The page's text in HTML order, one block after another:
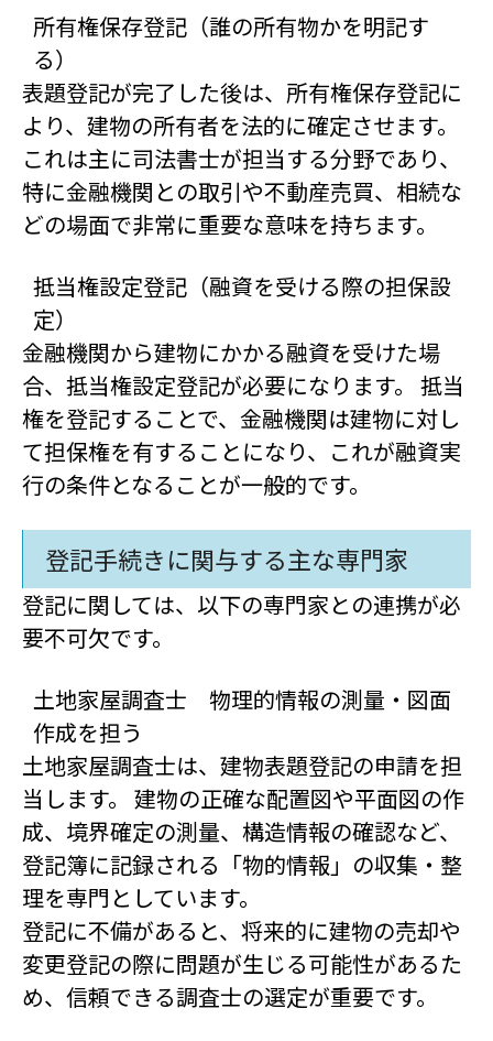
所有権保存登記（誰の所有物かを明記す
る）
表題登記が完了した後は、所有権保存登記に
より、建物の所有者を法的に確定させます。
これは主に司法書士が担当する分野であり、
特に金融機関との取引や不動産売買、相続な
どの場面で非常に重要な意味を持ちます。
抵当権設定登記（融資を受ける際の担保設
定）
金融機関から建物にかかる融資を受けた場
合、抵当権設定登記が必要になります。 抵当
権を登記することで、金融機関は建物に対し
て担保権を有することになり、これが融資実
行の条件となることが一般的です。
登記手続きに関与する主な専門家
登記に関しては、以下の専門家との連携が必
要不可欠です。
土地家屋調査士 物理的情報の測量・図面
作成を担う
土地家屋調査士は、建物表題登記の申請を担
当します。 建物の正確な配置図や平面図の作
成、境界確定の測量、構造情報の確認など、
登記簿に記録される「物的情報」の収集・整
理を専門としています。
登記に不備があると、将来的に建物の売却や
変更登記の際に問題が生じる可能性があるた
め、信頼できる調査士の選定が重要です。